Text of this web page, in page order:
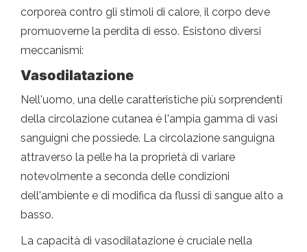
corporea contro gli stimoli di calore, il corpo deve
promuoverne la perdita di esso. Esistono diversi
meccanismi:
Vasodilatazione
Nell'uomo, una delle caratteristiche più sorprendenti
della circolazione cutanea è l'ampia gamma di vasi
sanguigni che possiede. La circolazione sanguigna
attraverso la pelle ha la proprietà di variare
notevolmente a seconda delle condizioni
dell'ambiente e di modifica da flussi di sangue alto a
basso.
La capacità di vasodilatazione è cruciale nella